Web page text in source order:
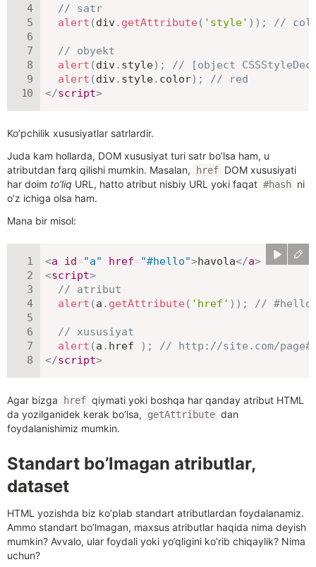
// satr
alert (div. getAttribute ( 'style' ) ) ; //
// obyekt
alert (div. style) ;
// [object
alert (div. style. color) ;
// red
</script>
Ko’pchilik xususiyatlar satrlardir.
Juda kam hollarda, DOM xususiyat turi satr bo’lsa ham, u
atributdan farq qilishi mumkin. Masalan,
href DOM xususiyati
har doim to’liq URL, hatto atribut nisbiy URL yoki faqat #hash ni
o’z ichiga olsa ham.
Mana bir misol:
<a id="a" href="#hello">havola</a>
<script>
// atribut
alert (a . getAttribute ( 'href' ) ) ; // #hello
// xususiyat
alert (a . href ) ;
// http://site.com/
</script>
Agar bizga href qiymati yoki boshqa har qanday atribut HTML
da yozilganidek kerak bo’lsa,
getAttribute dan
foydalanishimiz mumkin.
Standart bo’lmagan atributlar,
dataset
HTML yozishda biz ko’plab standart atributlardan foydalanamiz.
Ammo standart bo’lmagan, maxsus atributlar haqida nima deyish
mumkin? Avvalo, ular foydali yoki yo’qligini ko’rib chiqaylik? Nima
uchun?